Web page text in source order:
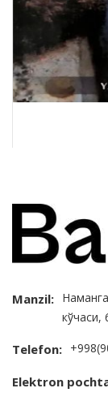
Manzil:
кўчаси,
Telefon:
Elektron